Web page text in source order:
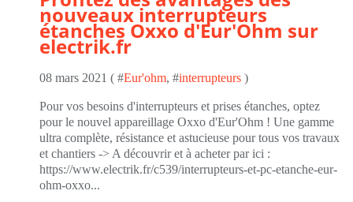
nouveaux interrupteurs
étanches Oxxo d'Eur'Ohm sur
electrik.fr
08 mars 2021 ( #Eur'ohm, #interrupteurs )
Pour vos besoins d'interrupteurs et prises étanches, optez
pour le nouvel appareillage Oxxo d'Eur'Ohm ! Une gamme
ultra complète, résistance et astucieuse pour tous vos travaux
et chantiers -> A découvrir et à acheter par ici :
https://www.electrik.fr/c539/interrupteurs-et-pc-etanche-eur-
ohm-oxxo...